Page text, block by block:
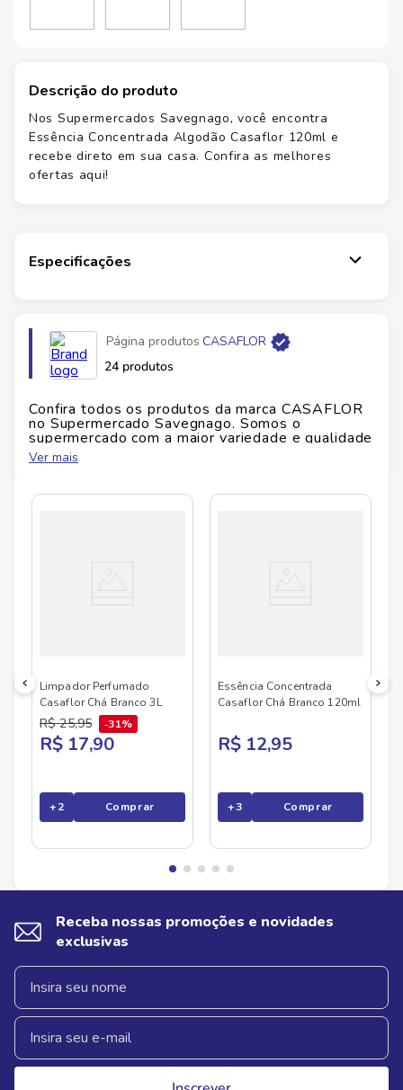
Descrição do produto
Nos Supermercados Savegnago, você encontra
Essência Concentrada Algodão Casaflor 120ml e
recebe direto em sua casa. Confira as melhores
ofertas aqui!
Especificações
Página produtos CASAFLOR
24 produtos
Confira todos os produtos da marca CASAFLOR
no Supermercado Savegnago. Somos o
supermercado com a maior variedade e qualidade
do Brasil!
de produtos CASAFLOR , confira abaixo:
Ver mais
Limpador Perfumado
Casaflor Chá Branco 3L
R$ 25,95 31%
R$ 17,90
+2 Comprar
Essência Concentrada
Casaflor Chá Branco 120ml
R$ 12,95
+3 Comprar
Receba nossas promoções e novidades
exclusivas